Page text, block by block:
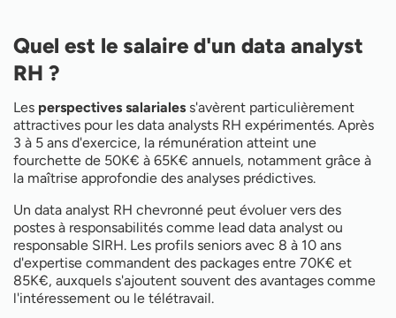
Quel est le salaire d'un data analyst
RH ?
Les perspectives salariales s'avèrent particulièrement
attractives pour les data analysts RH expérimentés. Après
3 à 5 ans d'exercice, la rémunération atteint une
fourchette de 50K€ à 65K€ annuels, notamment grâce à
la maîtrise approfondie des analyses prédictives.
Un data analyst RH chevronné peut évoluer vers des
postes à responsabilités comme lead data analyst ou
responsable SIRH. Les profils seniors avec 8 à 10 ans
d'expertise commandent des packages entre 70K€ et
85K€, auxquels s'ajoutent souvent des avantages comme
l'intéressement ou le télétravail.